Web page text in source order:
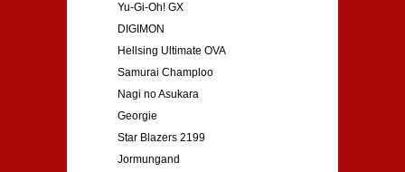
Yu-Gi-Oh! GX
DIGIMON
Hellsing Ultimate OVA
Samurai Champloo
Nagi no Asukara
Georgie
Star Blazers 2199
Jormungand